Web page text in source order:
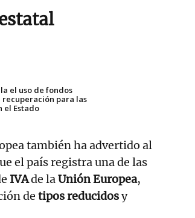
el uso de fondos
recuperación para las
el Estado
también ha advertido al
el país registra una de las
IVAde laUnión Europea,
de tipos reducidosy